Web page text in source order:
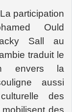
participation
Ould
Sall au
traduit le
envers la
aussi
des
des